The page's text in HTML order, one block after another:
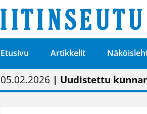
Etusivu Artikkelit
01.02.2026 | Painon
05.02.2026 | Uudistettu
23.04.2026 | “Olemme
09.05.2026| "Maalla on totuttu